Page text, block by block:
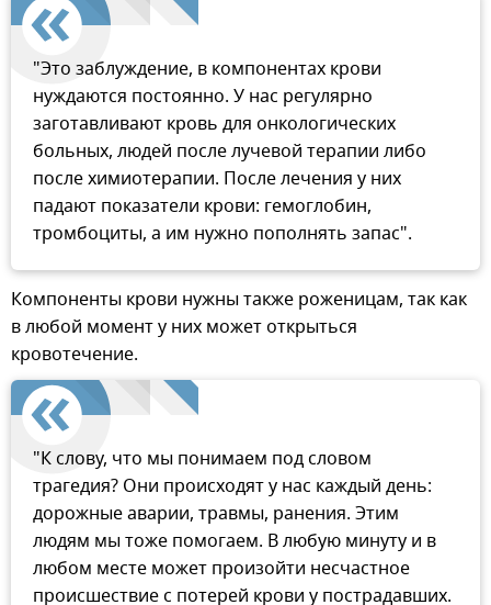
"Это заблуждение, в компонентах крови
нуждаются постоянно. У нас регулярно
заготавливают кровь для онкологических
больных, людей после лучевой терапии либо
после химиотерапии. После лечения у них
падают показатели крови: гемоглобин,
тромбоциты, а им нужно пополнять запас".
Компоненты крови нужны также роженицам, так как
в любой момент у них может открыться
кровотечение.
"К слову, что мы понимаем под словом
трагедия? Они происходят у нас каждый день:
дорожные аварии, травмы, ранения. Этим
людям мы тоже помогаем. В любую минуту и в
любом месте может произойти несчастное
происшествие с потерей крови у пострадавших.